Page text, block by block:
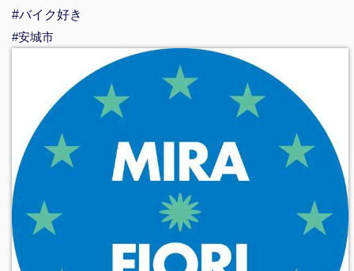
#バイク好き
#安城市